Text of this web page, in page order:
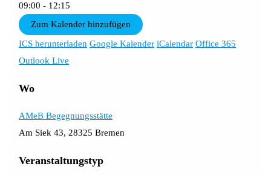
09:00 - 12:15
Zum Kalender hinzufügen
ICS herunterladen Google Kalender iCalendar Office 365
Outlook Live
Wo
AMeB Begegnungsstätte
Am Siek 43, 28325 Bremen
Veranstaltungstyp